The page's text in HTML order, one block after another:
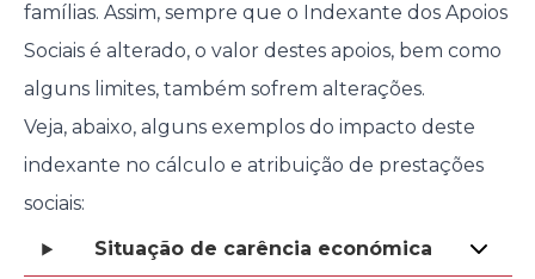
famílias. Assim, sempre que o Indexante dos Apoios
Sociais é alterado, o valor destes apoios, bem como
alguns limites, também sofrem alterações.
Veja, abaixo, alguns exemplos do impacto deste
indexante no cálculo e atribuição de prestações
sociais:
Situação de carência económica